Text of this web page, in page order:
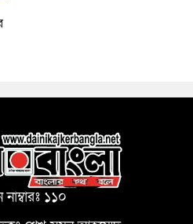
নাম্বারঃ ১১০